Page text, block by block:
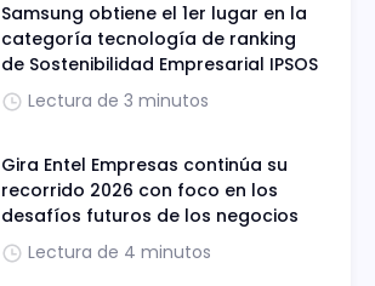
Samsung obtiene el 1er lugar en la
categoría tecnología de ranking
de Sostenibilidad Empresarial IPSOS
Lectura de 3 minutos
Gira Entel Empresas continúa su
recorrido 2026 con foco en los
desafíos futuros de los negocios
Lectura de 4 minutos